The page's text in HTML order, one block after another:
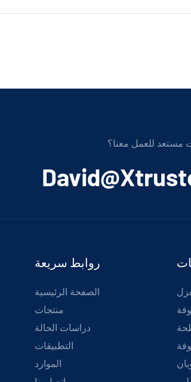
مستعد للعمل معنا؟
روابط سريعة
الصفحة الرئيسية
منتجات
دراسات الحالة
التطبيقات
الموارد